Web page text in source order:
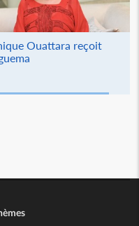
Ouattara reçoit